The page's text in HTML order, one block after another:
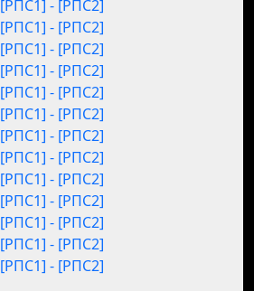
[РПС1] - [РПС2]
[РПС1] - [РПС2]
[РПС1] - [РПС2]
[РПС1] - [РПС2]
[РПС1] - [РПС2]
[РПС1] - [РПС2]
[РПС1] - [РПС2]
[РПС1] - [РПС2]
[РПС1] - [РПС2]
[РПС1] - [РПС2]
[РПС1] - [РПС2]
[РПС1] - [РПС2]
[РПС1] - [РПС2]